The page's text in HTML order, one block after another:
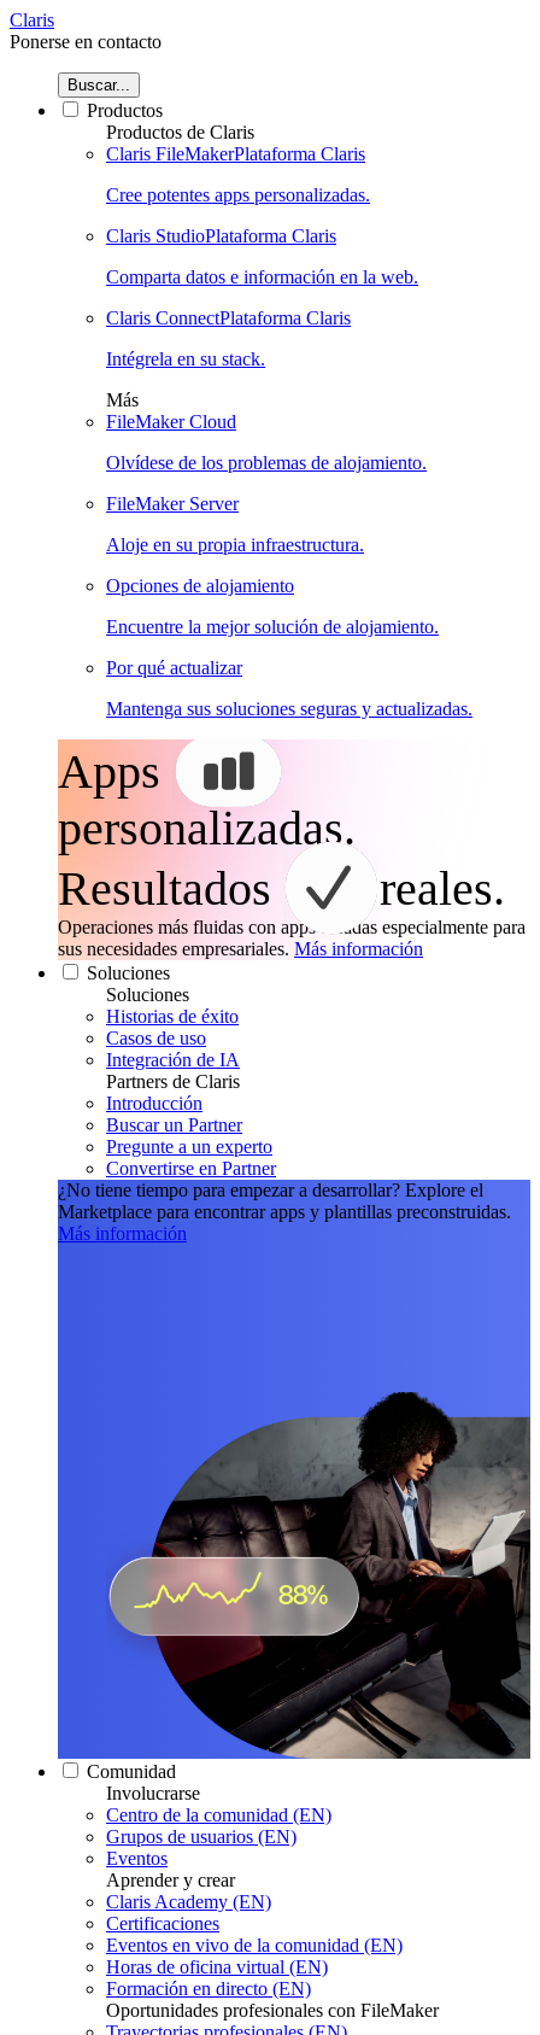
Claris
Ponerse en contacto
Buscar...
Productos
Productos de Claris
Claris FileMakerPlataforma Claris
Cree potentes apps personalizadas.
Claris StudioPlataforma Claris
Comparta datos e información en la web.
Claris ConnectPlataforma Claris
Intégrela en su stack.
Más
FileMaker Cloud
Olvídese de los problemas de alojamiento.
FileMaker Server
Aloje en su propia infraestructura.
Opciones de alojamiento
Encuentre la mejor solución de alojamiento.
Por qué actualizar
Mantenga sus soluciones seguras y actualizadas.
Apps
personalizadas.
Resultados
reales.
Operaciones más fluidas con apps creadas especialmente para
sus necesidades empresariales. Más información
Soluciones
Soluciones
Historias de éxito
Casos de uso
Integración de IA
Partners de Claris
Introducción
Buscar un Partner
Pregunte a un experto
Convertirse en Partner
¿No tiene tiempo para empezar a desarrollar? Explore el
Marketplace para encontrar apps y plantillas preconstruidas.
Más información
Comunidad
Involucrarse
Centro de la comunidad (EN)
Grupos de usuarios (EN)
Eventos
Aprender y crear
Claris Academy (EN)
Certificaciones
Eventos en vivo de la comunidad (EN)
Horas de oficina virtual (EN)
Formación en directo (EN)
Oportunidades profesionales con FileMaker